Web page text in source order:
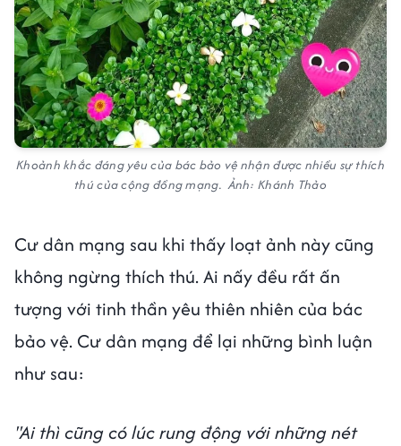
Khoảnh khắc đáng yêu của bác bảo vệ nhận được nhiều sự thích
thú của cộng đồng mạng. Ảnh: Khánh Thảo
Cư dân mạng sau khi thấy loạt ảnh này cũng
không ngừng thích thú. Ai nấy đều rất ấn
tượng với tinh thần yêu thiên nhiên của bác
bảo vệ. Cư dân mạng để lại những bình luận
như sau:
"Ai thì cũng có lúc rung động với những nét